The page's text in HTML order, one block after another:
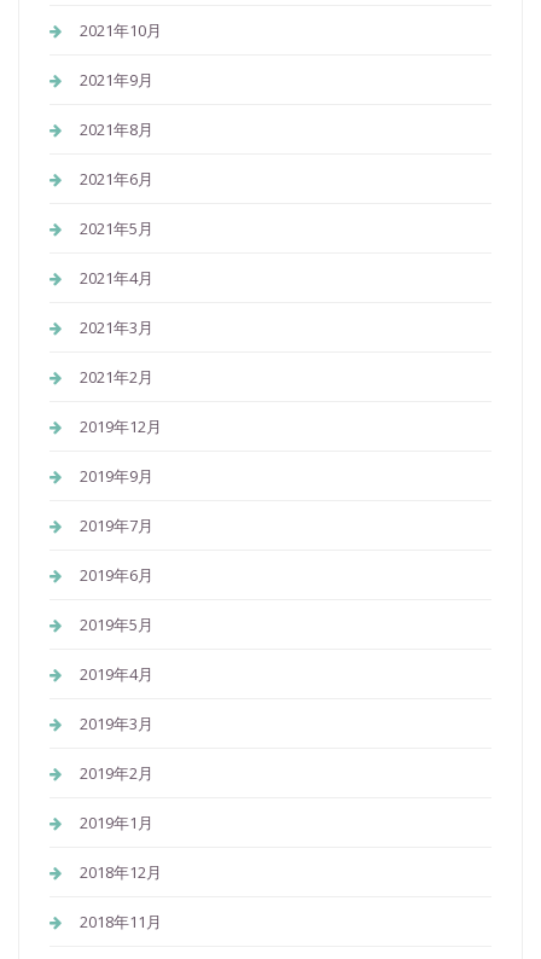
2021年10月
2021年9月
2021年8月
2021年6月
2021年5月
2021年4月
2021年3月
2021年2月
2019年12月
2019年9月
2019年7月
2019年6月
2019年5月
2019年4月
2019年3月
2019年2月
2019年1月
2018年12月
2018年11月